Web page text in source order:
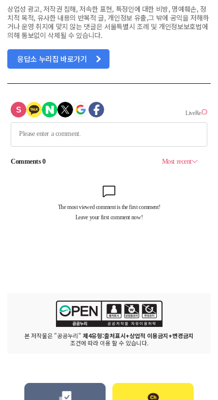
상업성 광고, 저작권 침해, 저속한 표현, 특정인에 대한 비방, 명예훼손, 정
치적 목적, 유사한 내용의 반복적 글, 개인정보 유출,그 밖에 공익을 저해하
거나 운영 취지에 맞지 않는 댓글은 서울특별시 조례 및 개인정보보호법에
의해 통보없이 삭제될 수 있습니다.
응답소 누리집 바로가기
본 저작물은 "공공누리" 제4유형:출처표시+상업적 이용금지+변경금지
조건에 따라 이용 할 수 있습니다.